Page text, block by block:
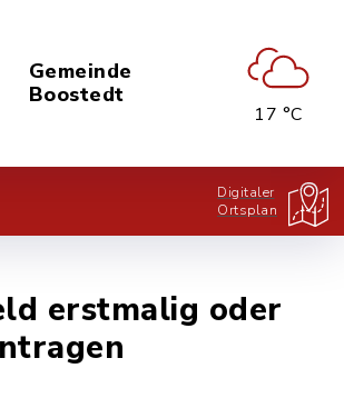
Gemeinde
Boostedt
17 °C
Digitaler
Ortsplan
erstmalig oder